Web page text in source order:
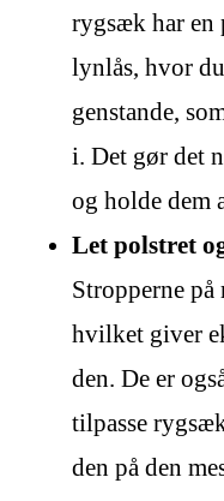
rygsæk har en
lynlås, hvor
genstande,
i. Det gør det
og holde dem
Let polstret
Stropperne
hvilket giver
den. De er
tilpasse
den på den